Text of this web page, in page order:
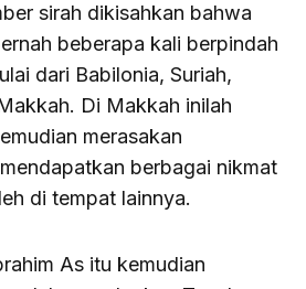
sirah dikisahkan bahwa
beberapa kali berpindah
dari Babilonia, Suriah,
Di Makkah inilah
merasakan
berbagai nikmat
di tempat lainnya.
As itu kemudian